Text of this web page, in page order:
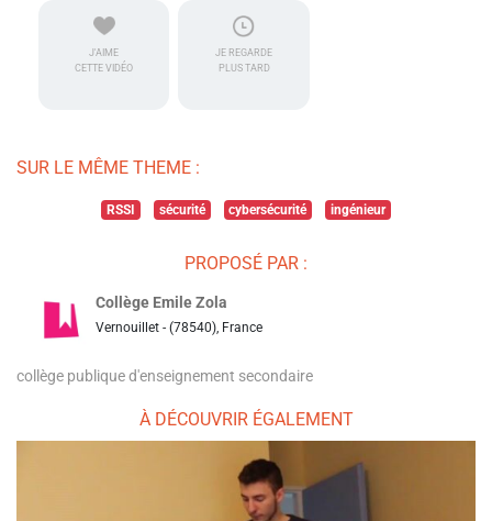
J'AIME
CETTE VIDÉO
JE REGARDE
PLUS TARD
SUR LE MÊME THEME :
RSSI sécurité cybersécurité ingénieur
PROPOSÉ PAR :
Collège Emile Zola
Vernouillet - (78540), France
collège publique d'enseignement secondaire
À DÉCOUVRIR ÉGALEMENT